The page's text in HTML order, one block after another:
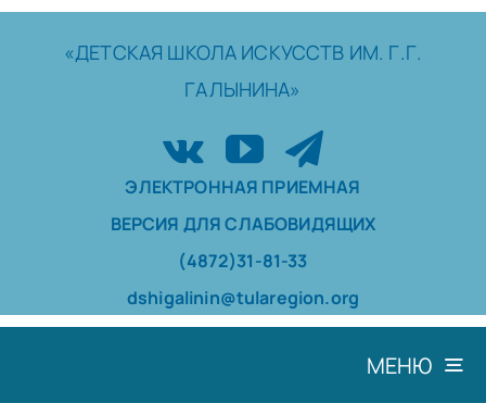
Skip
«ДЕТСКАЯ ШКОЛА ИСКУССТВ ИМ. Г.Г.
ГАЛЫНИНА»
ЭЛЕКТРОННАЯ ПРИЕМНАЯ
ВЕРСИЯ ДЛЯ СЛАБОВИДЯЩИХ
(4872)31-81-33
dshigalinin@tularegion.org
МЕНЮ